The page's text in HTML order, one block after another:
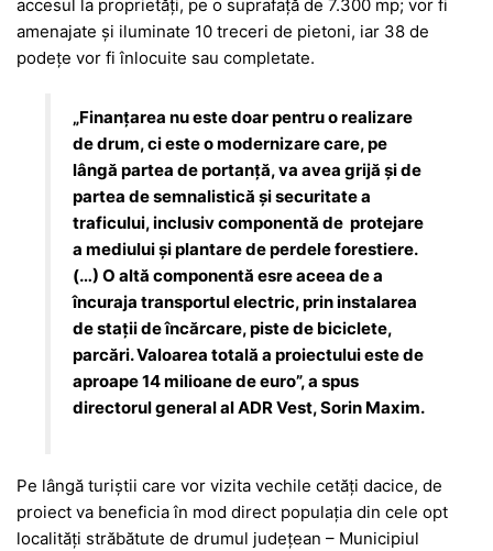
accesul la proprietăți, pe o suprafață de 7.300 mp; vor fi
amenajate și iluminate 10 treceri de pietoni, iar 38 de
podețe vor fi înlocuite sau completate.
„Finanțarea nu este doar pentru o realizare
de drum, ci este o modernizare care, pe
lângă partea de portanță, va avea grijă și de
partea de semnalistică și securitate a
traficului, inclusiv componentă de protejare
a mediului și plantare de perdele forestiere.
(…) O altă componentă esre aceea de a
încuraja transportul electric, prin instalarea
de stații de încărcare, piste de biciclete,
parcări. Valoarea totală a proiectului este de
aproape 14 milioane de euro”, a spus
directorul general al ADR Vest, Sorin Maxim.
Pe lângă turiștii care vor vizita vechile cetăți dacice, de
proiect va beneficia în mod direct populația din cele opt
localități străbătute de drumul județean – Municipiul